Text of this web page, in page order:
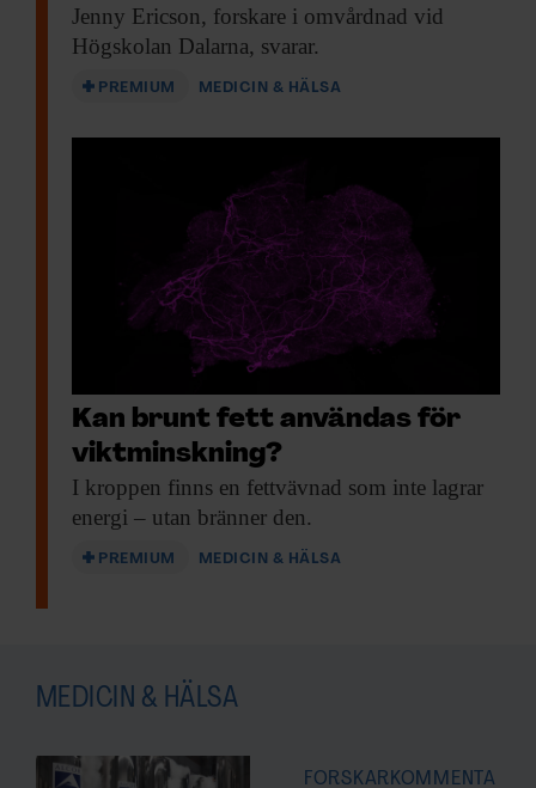
Jenny Ericson, forskare i omvårdnad vid
Högskolan Dalarna, svarar.
PREMIUM MEDICIN & HÄLSA
Kan brunt fett användas för
viktminskning?
I kroppen finns en fettvävnad som inte lagrar
energi – utan bränner den.
PREMIUM MEDICIN & HÄLSA
MEDICIN & HÄLSA
FORSKARKOMMENTA